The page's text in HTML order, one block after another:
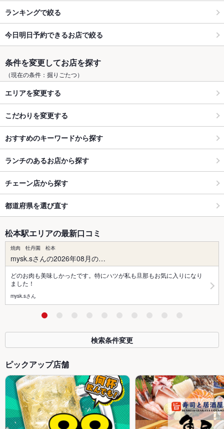
ランキングで絞る
今日明日予約できるお店で絞る
条件を変更してお店を探す
（現在の条件：掘りごたつ）
エリアを変更する
こだわりを変更する
おすすめのキーワードから探す
ランチのあるお店から探す
チェーン店から探す
都道府県を選び直す
松本駅エリアの最新口コミ
焼肉 牡丹園 松本
mysk.sさんの2026年08月の…
どのお肉も美味しかったです。特にハツが私も旦那もお気に入りになり
ました！
mysk.sさん
検索条件変更
ピックアップ店舗